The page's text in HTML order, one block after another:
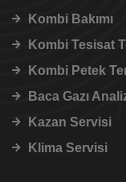
Kombi Bakımı
Kombi Tesisat
Kombi Petek
Baca Gazı
Kazan Servisi
Klima Servisi